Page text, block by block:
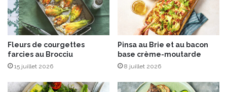
œ
u
r
Fleurs de courgettes
farcies au Brocciu
15 juillet 2026
Pinsa au Brie et au bacon
base crème-moutarde
8 juillet 2026